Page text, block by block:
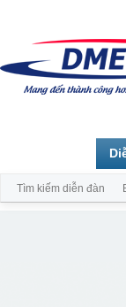
Tìm kiếm diễn đàn